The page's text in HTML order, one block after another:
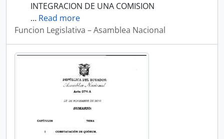
INTEGRACION DE UNA COMISION
… Read more
Funcion Legislativa – Asamblea Nacional